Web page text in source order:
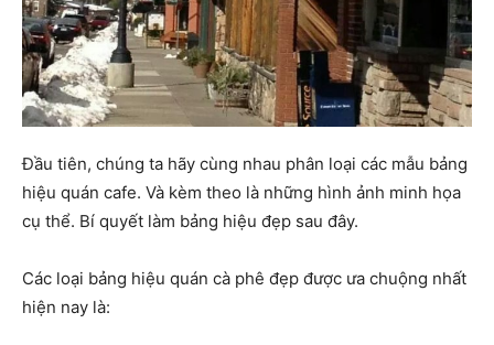
Đầu tiên, chúng ta hãy cùng nhau phân loại các mẫu bảng
hiệu quán cafe. Và kèm theo là những hình ảnh minh họa
cụ thể. Bí quyết làm bảng hiệu đẹp sau đây.
Các loại bảng hiệu quán cà phê đẹp được ưa chuộng nhất
hiện nay là: